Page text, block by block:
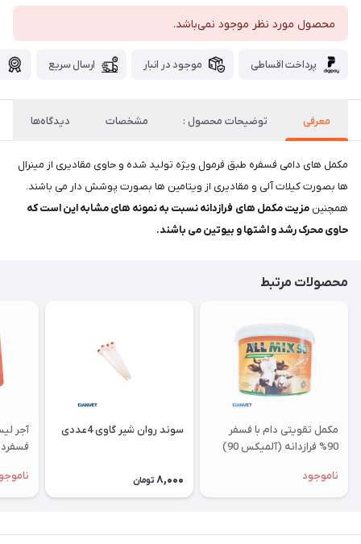
محصول مورد نظر موجود نمی‌باشد.
پرداخت اقساطی موجود در انبار ارسال سریع
معرفی توضیحات محصول : مشخصات دیدگاه‌ها
مکمل های دامی فسفره طبق فرمول ویژه تولید شده و حاوی مقادیری از مینرال
ها بصورت کیلات آلی و مقادیری از ویتامین ها بصورت پوشش دار می باشند.
همچنین مزیت مکمل های فرازدانه نسبت به نمونه های مشابه این است که
حاوی محرک رشد و اشتها و بیوتین می باشند.
محصولات مرتبط
مکمل تقویتی دام با فسفر
90% فرازدانه (آلمیکس 90)
ناموجود
سوند روان شیر گاوی 4عددی
8,000 تومان
آجر